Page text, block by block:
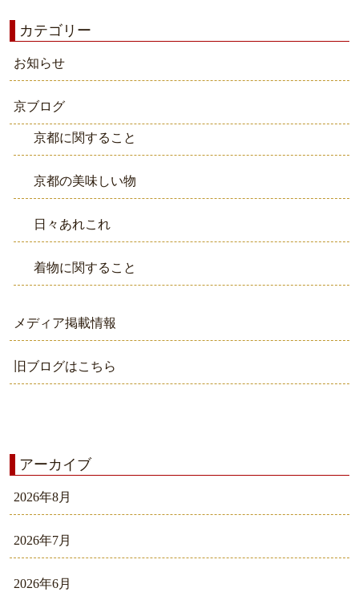
カテゴリー
お知らせ
京ブログ
京都に関すること
京都の美味しい物
日々あれこれ
着物に関すること
メディア掲載情報
旧ブログはこちら
アーカイブ
2026年8月
2026年7月
2026年6月